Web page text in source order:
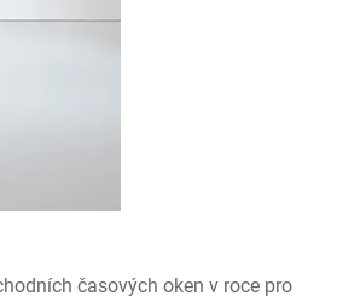
časových oken v roce pro